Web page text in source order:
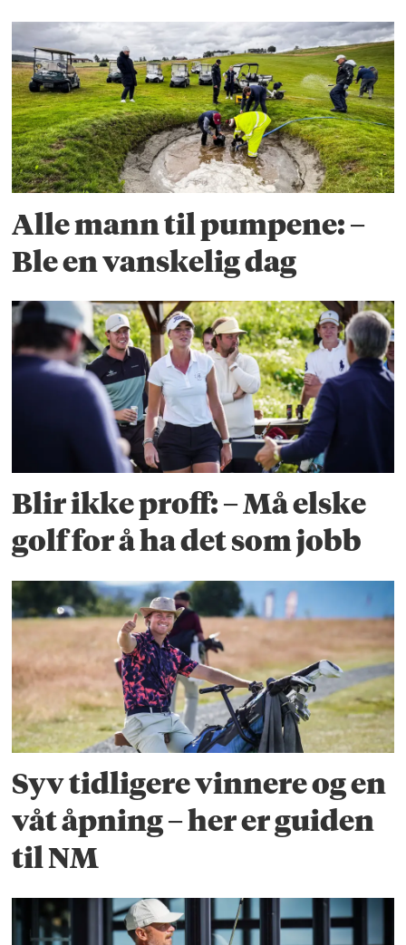
Alle mann til pumpene: –
Ble en vanskelig dag
Blir ikke proff: – Må elske
golf for å ha det som jobb
Syv tidligere vinnere og en
våt åpning – her er guiden
til NM